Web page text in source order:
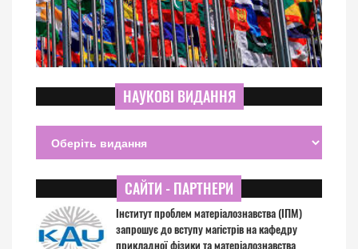
НАУКОВІ ВИДАННЯ
САЙТИ - ПАРТНЕРИ
Інститут проблем матеріалознавства (ІПМ)
запрошує до вступу магістрів на кафедру
прикладної фізики та матеріалознавства